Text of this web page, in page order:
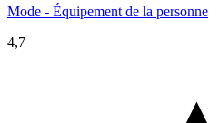
Mode - Équipement de la personne
4,7